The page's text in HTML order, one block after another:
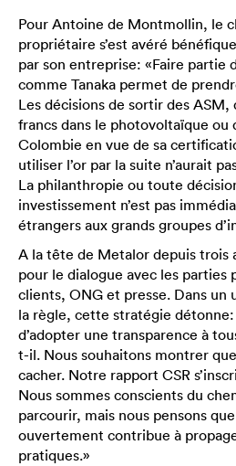
Pour Antoine de Montmollin, le
propriétaire s’est avéré
par son entreprise: «Faire partie
comme Tanaka permet de
Les décisions de sortir des ASM,
francs dans le photovoltaïque ou
Colombie en vue de sa
utiliser l’or par la suite n’aurait
La philanthropie ou toute
investissement n’est pas
étrangers aux grands groupes
A la tête de Metalor depuis trois
pour le dialogue avec les parties
clients, ONG et presse. Dans un
la règle, cette stratégie
d’adopter une transparence à
t-il. Nous souhaitons montrer que
cacher. Notre rapport CSR
Nous sommes conscients du
parcourir, mais nous pensons
ouvertement contribue à
pratiques.»